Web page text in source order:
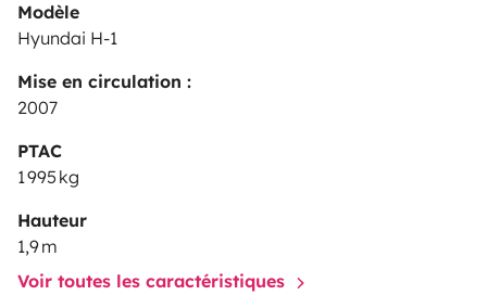
Modèle
Hyundai H-1
Mise en circulation :
2007
PTAC
1 995 kg
Hauteur
1,9 m
Voir toutes les caractéristiques